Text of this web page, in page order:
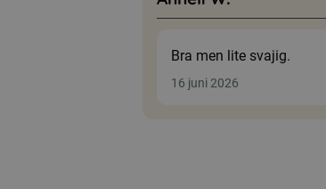
Bra men lite svajig.
16 juni 2026